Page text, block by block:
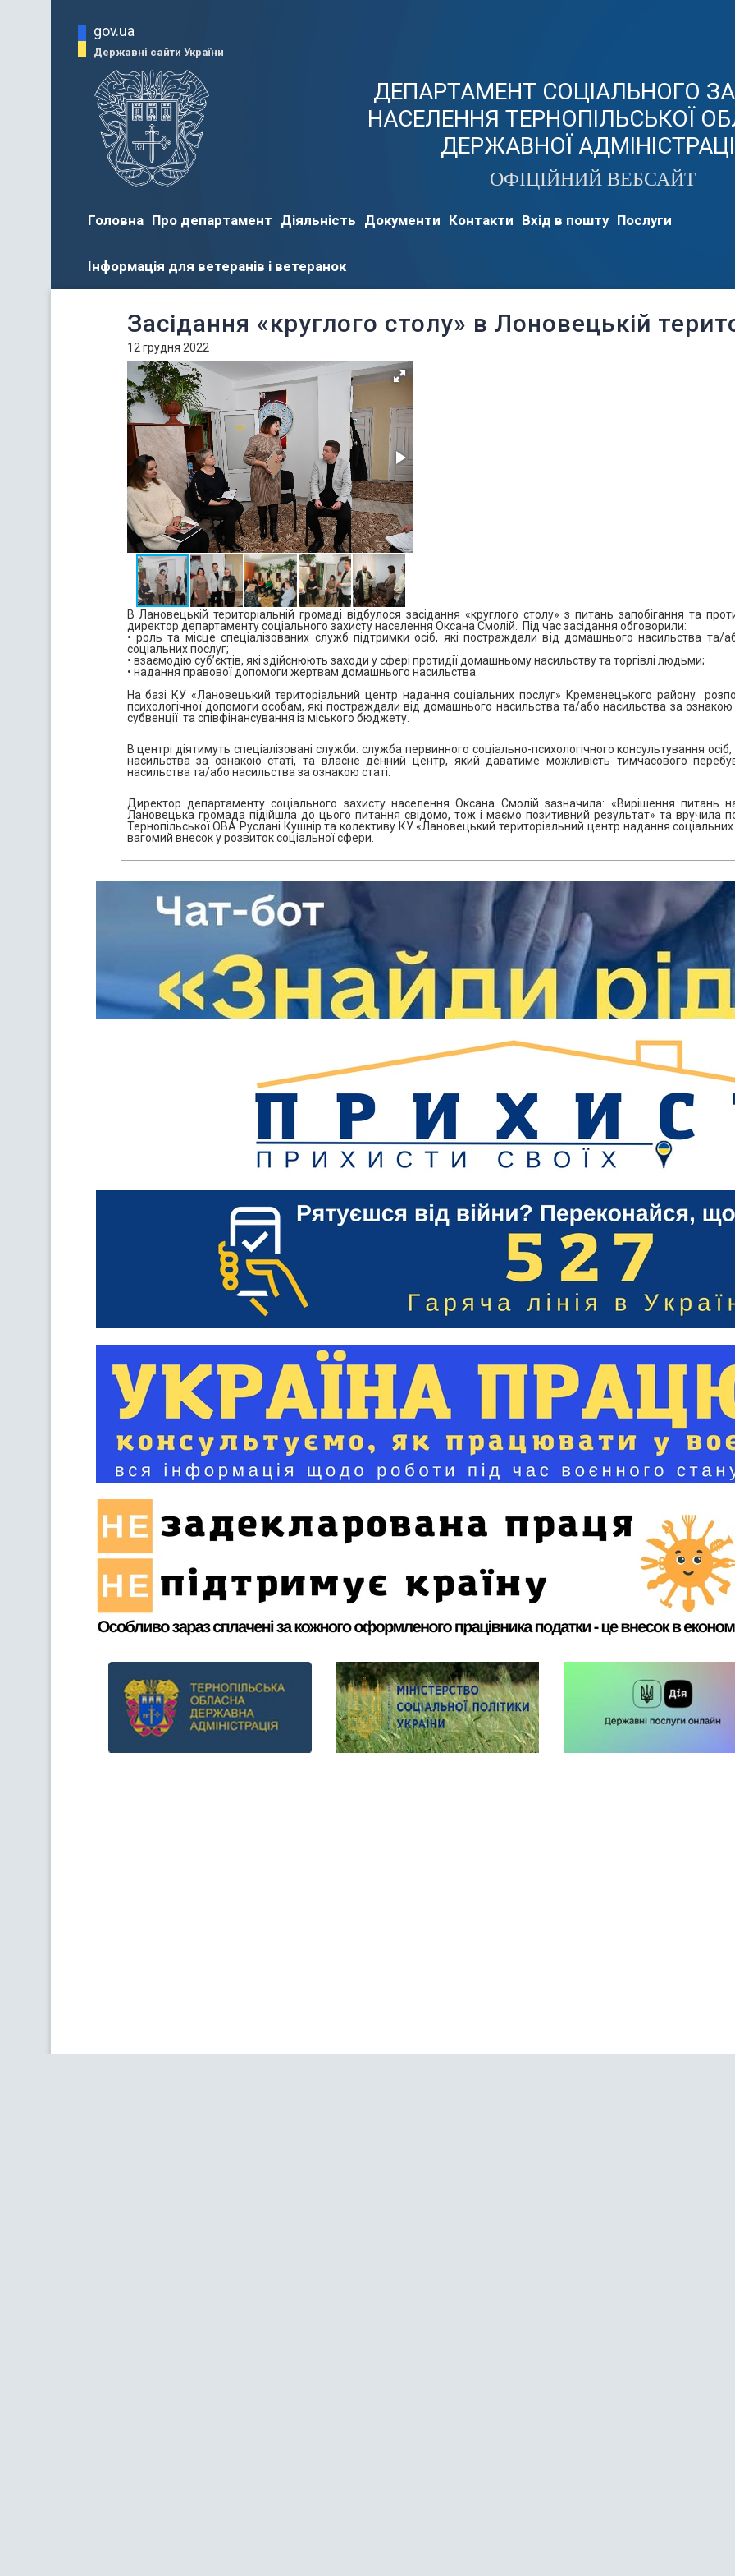
gov.ua
Державні сайти України
ДЕПАРТАМЕНТ СОЦІАЛЬНОГО
НАСЕЛЕННЯ ТЕРНОПІЛЬСЬКОЇ
ДЕРЖАВНОЇ
ОФІЦІЙНИЙ ВЕБСАЙТ
Головна Про департамент Діяльність Документи Контакти Вхід в пошту Послуги
Інформація для ветеранів і ветеранок
Засідання «круглого столу» в Лоновецькій
12 грудня 2022
В Лановецькій територіальній громаді відбулося засідання «круглого столу» з питань запобігання та
директор департаменту соціального захисту населення Оксана Смолій. Під час засідання обговорили:
• роль та місце спеціалізованих служб підтримки осіб, які постраждали від домашнього насильства та/
соціальних послуг;
• взаємодію суб’єктів, які здійснюють заходи у сфері протидії домашньому насильству та торгівлі людьми;
• надання правової допомоги жертвам домашнього насильства.
На базі КУ «Лановецький територіальний центр надання соціальних послуг» Кременецького району
психологічної допомоги особам, які постраждали від домашнього насильства та/або насильства за
субвенції та співфінансування із міського бюджету.
В центрі діятимуть спеціалізовані служби: служба первинного соціально-психологічного консультування
насильства за ознакою статі, та власне денний центр, який даватиме можливість тимчасового
насильства та/або насильства за ознакою статі.
Директор департаменту соціального захисту населення Оксана Смолій зазначила: «Вирішення питань
Лановецька громада підійшла до цього питання свідомо, тож і маємо позитивний результат» та вручила
Тернопільської ОВА Руслані Кушнір та колективу КУ «Лановецький територіальний центр надання
вагомий внесок у розвиток соціальної сфери.
Previous